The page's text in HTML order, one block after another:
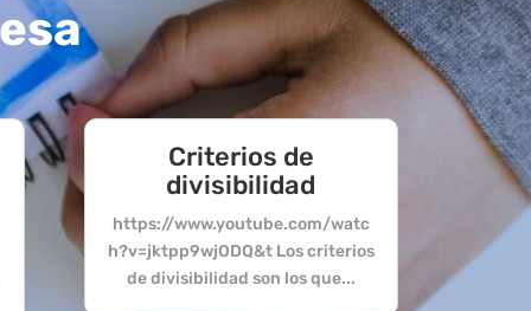
Criterios de
divisibilidad
https://www.youtube.com/watc
h?v=jktpp9wjODQ&t Los criterios
de divisibilidad son los que...